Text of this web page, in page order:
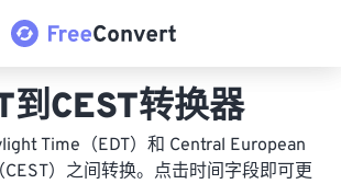
到CEST转换器
Time（EDT）和 Central European
）之间转换。点击时间字段即可更